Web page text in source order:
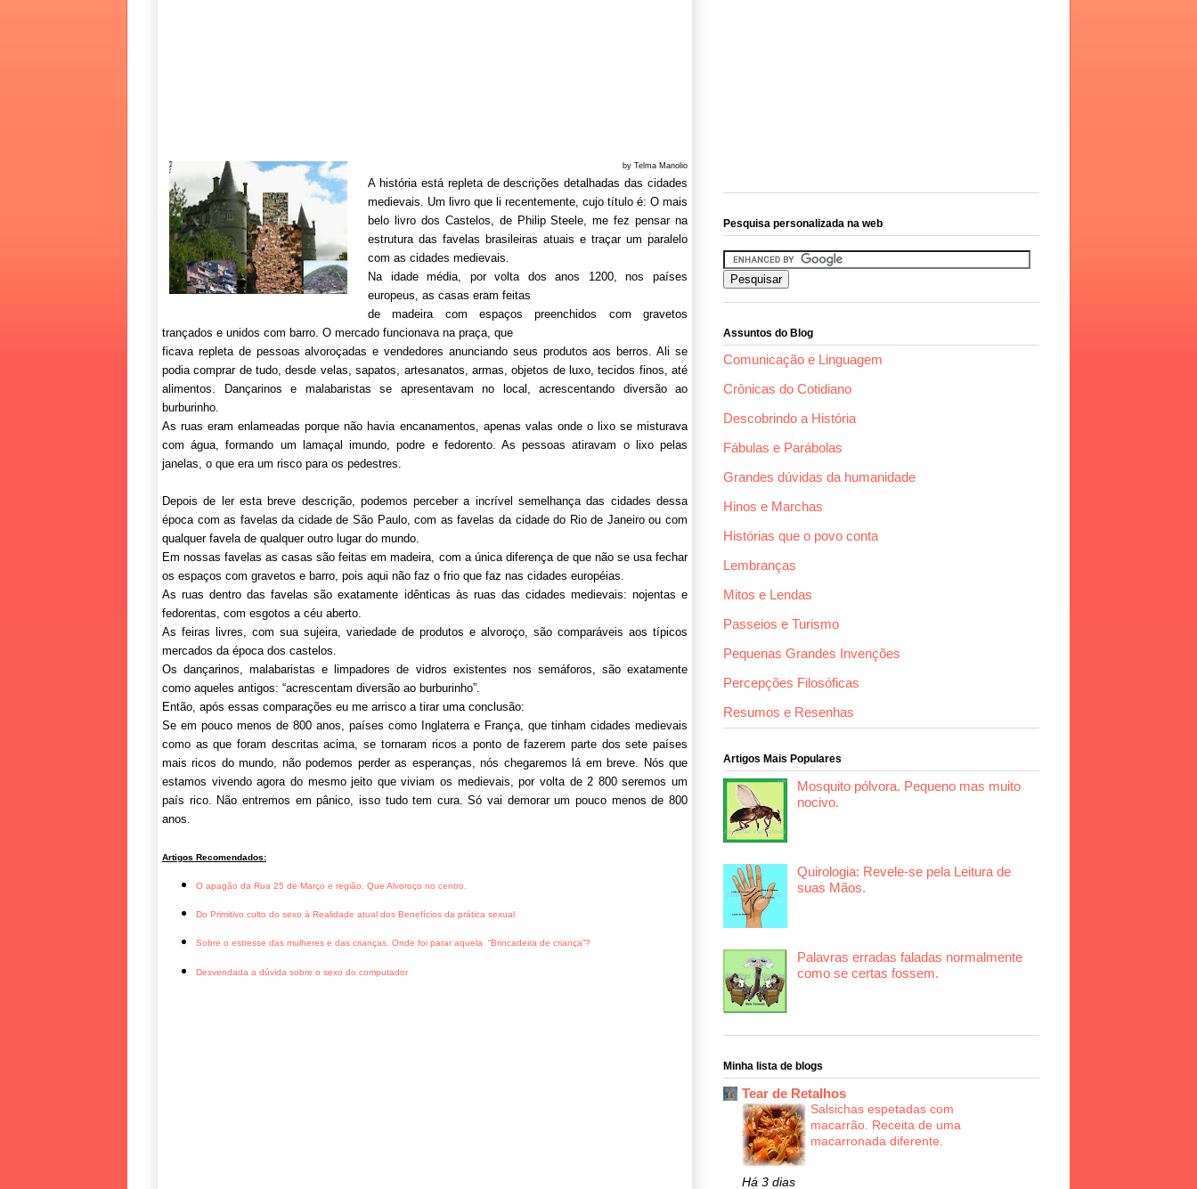
by Telma Manolio
A história está repleta de descrições detalhadas das cidades
medievais. Um livro que li recentemente, cujo título é: O mais
belo livro dos Castelos, de Philip Steele, me fez pensar na
estrutura das favelas brasileiras atuais e traçar um paralelo
com as cidades medievais.
Na idade média, por volta dos anos 1200, nos países
europeus, as casas eram feitas
de madeira com espaços preenchidos com gravetos
trançados e unidos com barro. O mercado funcionava na praça, que
ficava repleta de pessoas alvoroçadas e vendedores anunciando seus produtos aos berros. Ali se
podia comprar de tudo, desde velas, sapatos, artesanatos, armas, objetos de luxo, tecidos finos, até
alimentos. Dançarinos e malabaristas se apresentavam no local, acrescentando diversão ao
burburinho.
As ruas eram enlameadas porque não havia encanamentos, apenas valas onde o lixo se misturava
com água, formando um lamaçal imundo, podre e fedorento. As pessoas atiravam o lixo pelas
janelas, o que era um risco para os pedestres.
Depois de ler esta breve descrição, podemos perceber a incrível semelhança das cidades dessa
época com as favelas da cidade de São Paulo, com as favelas da cidade do Rio de Janeiro ou com
qualquer favela de qualquer outro lugar do mundo.
Em nossas favelas as casas são feitas em madeira, com a única diferença de que não se usa fechar
os espaços com gravetos e barro, pois aqui não faz o frio que faz nas cidades européias.
As ruas dentro das favelas são exatamente idênticas às ruas das cidades medievais: nojentas e
fedorentas, com esgotos a céu aberto.
As feiras livres, com sua sujeira, variedade de produtos e alvoroço, são comparáveis aos típicos
mercados da época dos castelos.
Os dançarinos, malabaristas e limpadores de vidros existentes nos semáforos, são exatamente
como aqueles antigos: “acrescentam diversão ao burburinho”.
Então, após essas comparações eu me arrisco a tirar uma conclusão:
Se em pouco menos de 800 anos, países como Inglaterra e França, que tinham cidades medievais
como as que foram descritas acima, se tornaram ricos a ponto de fazerem parte dos sete países
mais ricos do mundo, não podemos perder as esperanças, nós chegaremos lá em breve. Nós que
estamos vivendo agora do mesmo jeito que viviam os medievais, por volta de 2 800 seremos um
país rico. Não entremos em pânico, isso tudo tem cura. Só vai demorar um pouco menos de 800
anos.
Artigos Recomendados:
O apagão da Rua 25 de Março e região. Que Alvoroço no centro.
Do Primitivo culto do sexo à Realidade atual dos Benefícios da prática sexual
Sobre o estresse das mulheres e das crianças. Onde foi parar aquela “Brincadeira de criança”?
Desvendada a dúvida sobre o sexo do computador
Pesquisa personalizada na web
Assuntos do Blog
Comunicação e Linguagem
Crônicas do Cotidiano
Descobrindo a História
Fábulas e Parábolas
Grandes dúvidas da humanidade
Hinos e Marchas
Histórias que o povo conta
Lembranças
Mitos e Lendas
Passeios e Turismo
Pequenas Grandes Invenções
Percepções Filosóficas
Resumos e Resenhas
Artigos Mais Populares
Mosquito pólvora. Pequeno mas muito
nocivo.
Quirologia: Revele-se pela Leitura de
suas Mãos.
Palavras erradas faladas normalmente
como se certas fossem.
Minha lista de blogs
Tear de Retalhos
Salsichas espetadas com
macarrão. Receita de uma
macarronada diferente.
Há 3 dias